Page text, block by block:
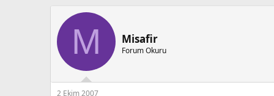
b
u
a
ş
ş
ı
ç
M Misafir
Forum Okuru
2 Ekim 2007